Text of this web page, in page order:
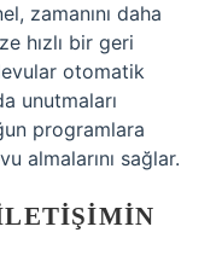
zamanını daha
hızlı bir geri
otomatik
unutmaları
programlara
almalarını sağlar.